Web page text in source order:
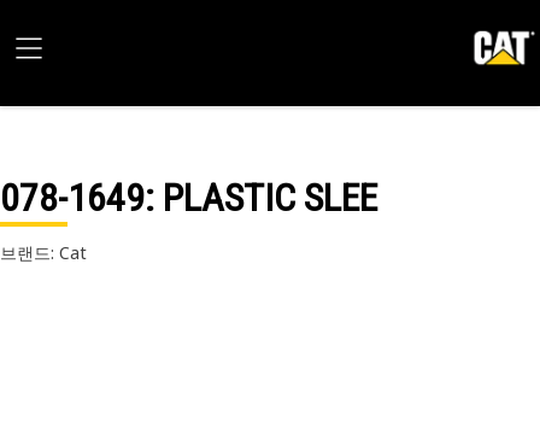
078-1649: PLASTIC SLEE
브랜드: Cat